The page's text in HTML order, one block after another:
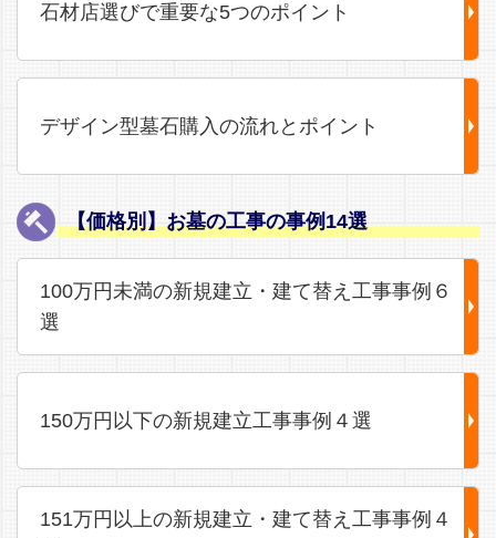
石材店選びで重要な5つのポイント
デザイン型墓石購入の流れとポイント
【価格別】お墓の工事の事例14選
100万円未満の新規建立・建て替え工事事例６
選
150万円以下の新規建立工事事例４選
151万円以上の新規建立・建て替え工事事例４